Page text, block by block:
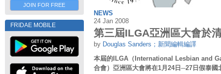
JOIN FOR FREE
FRIDAE MOBILE
NEWS
24 Jan 2008
第三屆ILGA亞洲區大會於
by Douglas Sanders；新聞編輯編譯
本屆的ILGA（International Lesbian and
合會）亞洲區大會將在1月24日─27日假泰國